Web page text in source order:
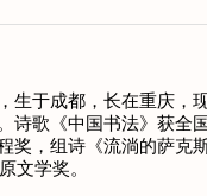
生于成都，长在重庆，
诗歌《中国书法》获
奖，组诗《流淌的萨克
文学奖。